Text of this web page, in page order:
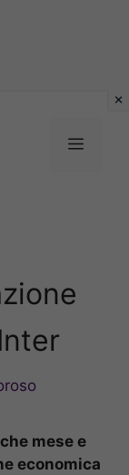
Menu
mese e
economica